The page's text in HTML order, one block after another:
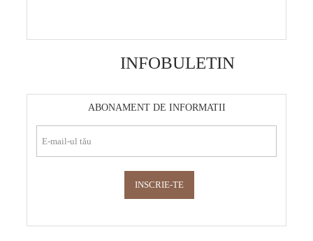
INFOBULETIN
ABONAMENT DE INFORMATII